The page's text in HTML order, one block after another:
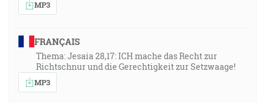
MP3
FRANÇAIS
Thema: Jesaia 28,17: ICH mache das Recht zur
Richtschnur und die Gerechtigkeit zur Setzwaage!
MP3